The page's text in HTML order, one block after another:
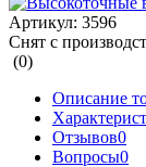
Артикул: 3596
Снят с
(0)
Описание
Отзывов0
Вопросы0